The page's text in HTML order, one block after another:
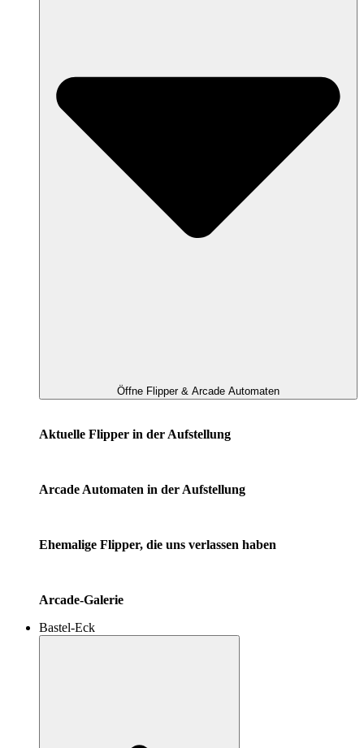
Öffne Flipper & Arcade Automaten
Aktuelle Flipper in der Aufstellung
Arcade Automaten in der Aufstellung
Ehemalige Flipper, die uns verlassen haben
Arcade-Galerie
Bastel-Eck